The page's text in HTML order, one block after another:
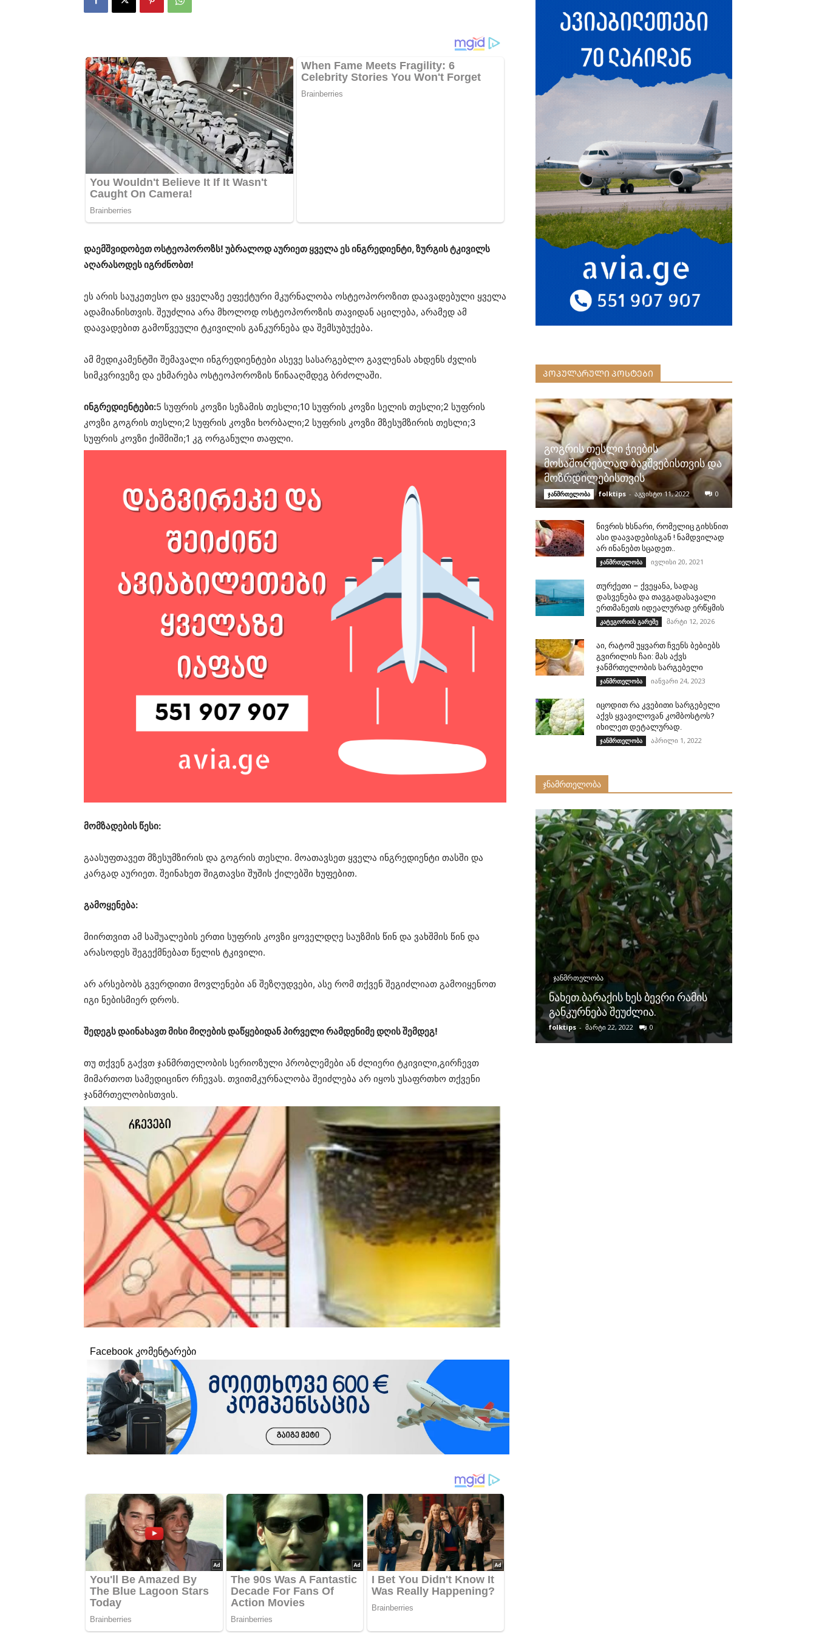
დაემშვიდობეთ ოსტეოპოროზს! უბრალოდ აურიეთ ყველა ეს ინგრედიენტი, ზურგის ტკივილს
აღარასოდეს იგრძნობთ!
ეს არის საუკეთესო და ყველაზე ეფექტური მკურნალობა ოსტეოპოროზით დაავადებული ყველა
ადამიანისთვის. შეუძლია არა მხოლოდ ოსტეოპოროზის თავიდან აცილება, არამედ ამ
დაავადებით გამოწვეული ტკივილის განკურნება და შემსუბუქება.
ამ მედიკამენტში შემავალი ინგრედიენტები ასევე სასარგებლო გავლენას ახდენს ძვლის
სიმკვრივეზე და ეხმარება ოსტეოპოროზის წინააღმდეგ ბრძოლაში.
ინგრედიენტები:5 სუფრის კოვზი სეზამის თესლი;10 სუფრის კოვზი სელის თესლი;2 სუფრის
კოვზი გოგრის თესლი;2 სუფრის კოვზი ხორბალი;2 სუფრის კოვზი მზესუმზირის თესლი;3
სუფრის კოვზი ქიშმიში;1 კგ ორგანული თაფლი.
მომზადების წესი:
გაასუფთავეთ მზესუმზირის და გოგრის თესლი. მოათავსეთ ყველა ინგრედიენტი თასში და
კარგად აურიეთ. შეინახეთ შიგთავსი შუშის ქილებში ხუფებით.
გამოყენება:
მიირთვით ამ საშუალების ერთი სუფრის კოვზი ყოველდღე საუზმის წინ და ვახშმის წინ და
არასოდეს შეგექმნებათ წელის ტკივილი.
არ არსებობს გვერდითი მოვლენები ან შეზღუდვები, ასე რომ თქვენ შეგიძლიათ გამოიყენოთ
იგი ნებისმიერ დროს.
შედეგს დაინახავთ მისი მიღების დაწყებიდან პირველი რამდენიმე დღის შემდეგ!
თუ თქვენ გაქვთ ჯანმრთელობის სერიოზული პრობლემები ან ძლიერი ტკივილი,გირჩევთ
მიმართოთ სამედიცინო რჩევას. თვითმკურნალობა შეიძლება არ იყოს უსაფრთხო თქვენი
ჯანმრთელობისთვის.
Facebook კომენტარები
ᲞᲝᲞᲣᲚᲐᲠᲣᲚᲘ ᲞᲝᲡᲢᲔᲑᲘ
გოგრის თესლი ჭიების
მოსაშორებლად ბავშვებისთვის და
მოზრდილებისთვის
ჯანმრთელობა folktips - აგვისტო 11, 2022 0
ნივრის ხსნარი, რომელიც გიხსნით
ასი დაავადებისგან ! ნამდვილად
არ ინანებთ სცადეთ..
ჯანმრთელობა ივლისი 20, 2021
თურქეთი – ქვეყანა, სადაც
დასვენება და თავგადასავალი
ერთმანეთს იდეალურად ერწყმის
კატეგორიის გარეშე მარტი 12, 2026
აი, რატომ უყვართ ჩვენს ბებიებს
გვირილის ჩაი: მას აქვს
ჯანმრთელობის სარგებელი
ჯანმრთელობა იანვარი 24, 2023
იცოდით რა კვებითი სარგებელი
აქვს ყვავილოვან კომბოსტოს?
იხილეთ დეტალურად.
ჯანმრთელობა აპრილი 1, 2022
ჯნამრთელობა
ᲯᲐᲜᲛᲠᲗᲔᲚᲝᲑᲐ
ნახეთ.ბარაქის ხეს ბევრი რამის
განკურნება შეუძლია.
folktips - მარტი 22, 2022 0